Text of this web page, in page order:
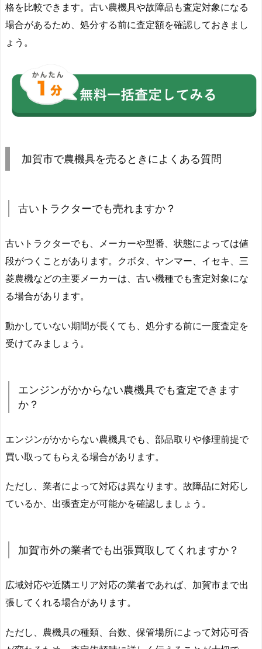
格を比較できます。古い農機具や故障品も査定対象になる
場合があるため、処分する前に査定額を確認しておきまし
ょう。
加賀市で農機具を売るときによくある質問
古いトラクターでも売れますか？
古いトラクターでも、メーカーや型番、状態によっては値
段がつくことがあります。クボタ、ヤンマー、イセキ、三
菱農機などの主要メーカーは、古い機種でも査定対象にな
る場合があります。
動かしていない期間が長くても、処分する前に一度査定を
受けてみましょう。
エンジンがかからない農機具でも査定できます
か？
エンジンがかからない農機具でも、部品取りや修理前提で
買い取ってもらえる場合があります。
ただし、業者によって対応は異なります。故障品に対応し
ているか、出張査定が可能かを確認しましょう。
加賀市外の業者でも出張買取してくれますか？
広域対応や近隣エリア対応の業者であれば、加賀市まで出
張してくれる場合があります。
ただし、農機具の種類、台数、保管場所によって対応可否